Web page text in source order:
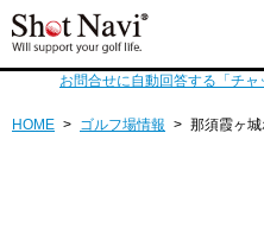
お問合せに自動回答する「チ
HOME > ゴルフ場情報 > 那須霞ヶ城